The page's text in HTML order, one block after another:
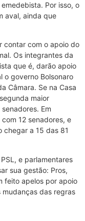
Por isso, o
aval, ainda que
contar com o apoio do
Os integrantes da
que é, darão apoio
o governo Bolsonaro
Câmara. Se na Casa
maior
Em
12 senadores, e
chegar a 15 das 81
e parlamentares
sua gestão: Pros,
feito apelos por apoio
das regras